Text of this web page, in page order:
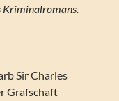
Kriminalromans.
Sir Charles
Grafschaft